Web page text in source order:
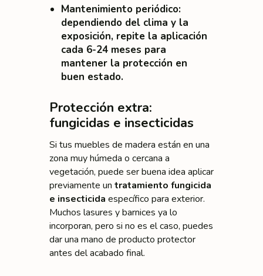
Mantenimiento periódico:
dependiendo del clima y la
exposición, repite la aplicación
cada 6-24 meses para
mantener la protección en
buen estado.
Protección extra:
fungicidas e insecticidas
Si tus muebles de madera están en una
zona muy húmeda o cercana a
vegetación, puede ser buena idea aplicar
previamente un tratamiento fungicida
e insecticida específico para exterior.
Muchos lasures y barnices ya lo
incorporan, pero si no es el caso, puedes
dar una mano de producto protector
antes del acabado final.